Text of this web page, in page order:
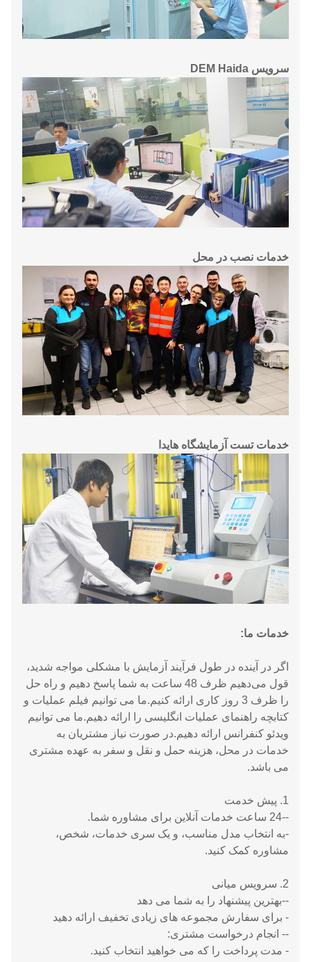
سرویس DEM Haida
خدمات نصب در محل
خدمات تست آزمایشگاه هایدا
خدمات ما:
اگر در آینده در طول فرآیند آزمایش با مشکلی مواجه شدید،
قول می‌دهیم ظرف 48 ساعت به شما پاسخ دهیم و راه حل
را ظرف 3 روز کاری ارائه کنیم.ما می توانیم فیلم عملیات و
کتابچه راهنمای عملیات انگلیسی را ارائه دهیم.ما می توانیم
ویدئو کنفرانس ارائه دهیم.در صورت نیاز مشتریان به
خدمات در محل، هزینه حمل و نقل و سفر به عهده مشتری
می باشد.
1. پیش خدمت
--24 ساعت خدمات آنلاین برای مشاوره شما.
-به انتخاب مدل مناسب، و یک سری خدمات، شخص،
مشاوره کمک کنید.
2. سرویس میانی
--بهترین پیشنهاد را به شما می دهد
- برای سفارش مجموعه های زیادی تخفیف ارائه دهید
-- انجام درخواست مشتری:
- مدت پرداخت را که می خواهید انتخاب کنید.